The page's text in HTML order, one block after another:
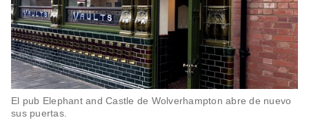
El pub Elephant and Castle de Wolverhampton abre de nuevo
sus puertas.